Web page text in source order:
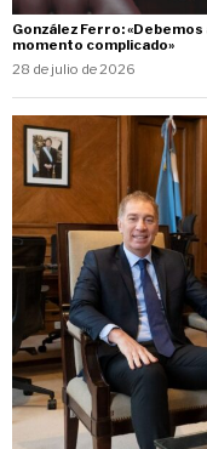
González Ferro:
momento complicado»
28 de julio de 2026